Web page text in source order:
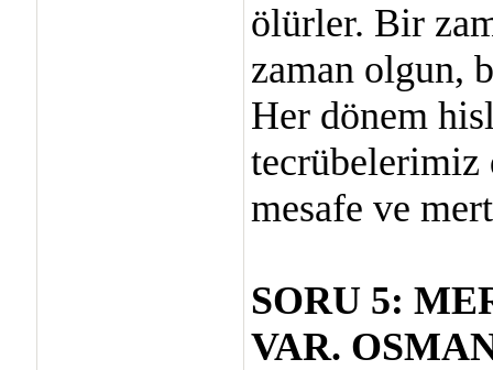
ölürler. Bir
zaman olgun,
Her dönem
tecrübelerimiz
mesafe ve
SORU 5:
VAR.